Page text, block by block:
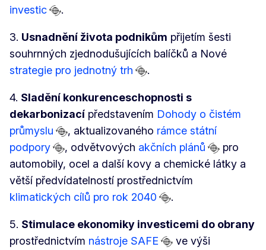
investic
.
3. Usnadnění života podnikům přijetím šesti
souhrnných zjednodušujících balíčků a Nové
strategie pro jednotný trh
.
4. Sladění konkurenceschopnosti s
dekarbonizací představením Dohody o čistém
průmyslu
, aktualizovaného rámce státní
podpory
, odvětvových akčních plánů
pro
automobily, ocel a další kovy a chemické látky a
větší předvídatelností prostřednictvím
klimatických cílů pro rok 2040
.
5. Stimulace ekonomiky investicemi do obrany
prostřednictvím nástroje SAFE
ve výši